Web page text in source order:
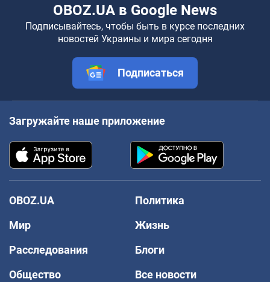
OBOZ.UA в Google News
Подписывайтесь, чтобы быть в курсе последних
новостей Украины и мира сегодня
Подписаться
Загружайте наше приложение
OBOZ.UA
Политика
Мир
Жизнь
Расследования
Блоги
Общество
Все новости